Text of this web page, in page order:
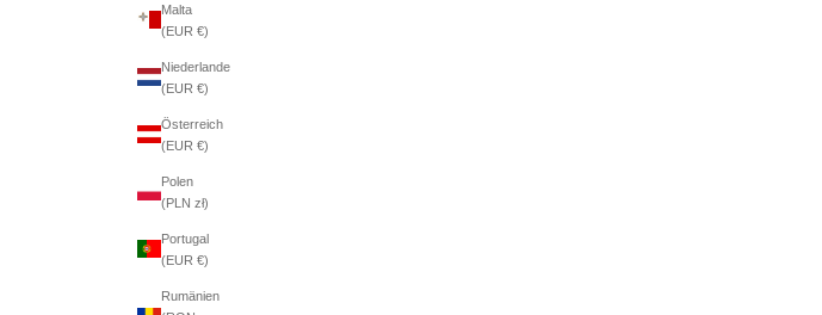
Malta
(EUR €)
Niederlande
(EUR €)
Österreich
(EUR €)
Polen
(PLN zł)
Portugal
(EUR €)
Rumänien